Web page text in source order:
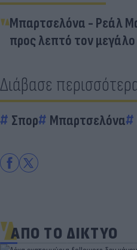
Μπαρτσελόνα - Ρεάλ
προς λεπτό τον μεγάλο
Διάβασε
Σπορ Μπαρτσελόνα
ΑΠΟ ΤΟ ΔΙΚΤΥΟ